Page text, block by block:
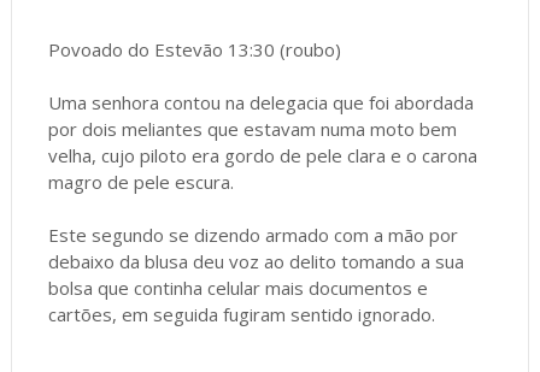
Povoado do Estevão 13:30 (roubo)
Uma senhora contou na delegacia que foi abordada
por dois meliantes que estavam numa moto bem
velha, cujo piloto era gordo de pele clara e o carona
magro de pele escura.
Este segundo se dizendo armado com a mão por
debaixo da blusa deu voz ao delito tomando a sua
bolsa que continha celular mais documentos e
cartões, em seguida fugiram sentido ignorado.